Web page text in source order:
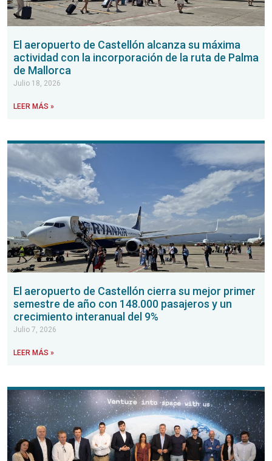
El aeropuerto de Castellón alcanza su máxima
actividad con la incorporación de la ruta de Palma
de Mallorca
Julio 18, 2026
LEER MÁS »
El aeropuerto de Castellón cierra su mejor primer
semestre de año con 148.000 pasajeros y un
crecimiento interanual del 9%
Julio 7, 2026
LEER MÁS »